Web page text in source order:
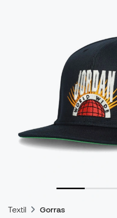
Textil Gorras